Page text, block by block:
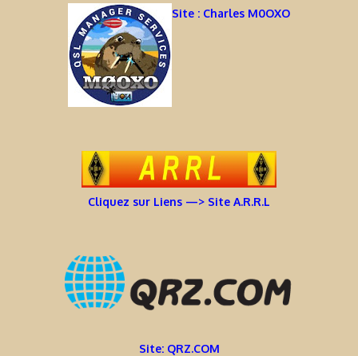
Site : Charles M0OXO
Cliquez sur Liens —> Site A.R.R.L
Site: QRZ.COM